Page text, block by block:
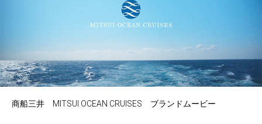
商船三井 MITSUI OCEAN CRUISES ブランドムービー